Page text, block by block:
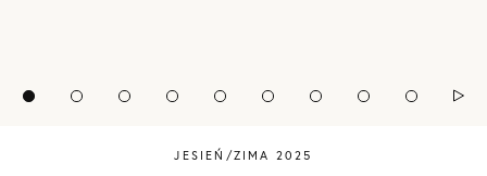
JESIEŃ/ZIMA 2025